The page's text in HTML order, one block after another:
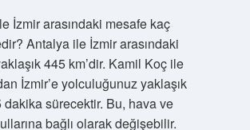
İzmir arasındaki mesafe kaç
Antalya ile İzmir arasındaki
445 km’dir. Kamil Koç ile
İzmir’e yolculuğunuz yaklaşık
dakika sürecektir. Bu, hava ve
bağlı olarak değişebilir.